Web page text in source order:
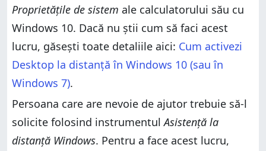
Proprietățile de sistem ale calculatorului său cu
Windows 10. Dacă nu știi cum să faci acest
lucru, găsești toate detaliile aici: Cum activezi
Desktop la distanță în Windows 10 (sau în
Windows 7).
Persoana care are nevoie de ajutor trebuie să-l
solicite folosind instrumentulAsistență la
distanță Windows. Pentru a face acest lucru,